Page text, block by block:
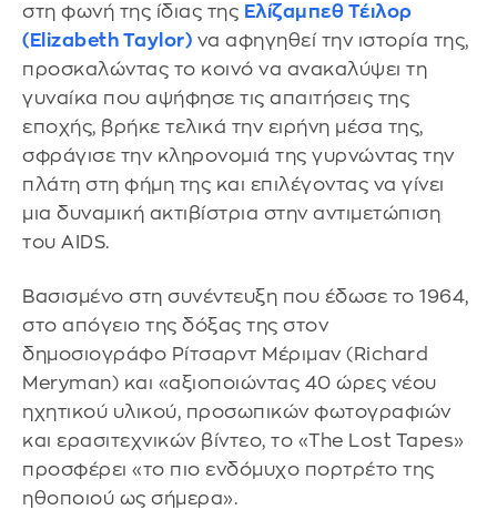
στη φωνή της ίδιας της Ελίζαμπεθ Τέιλορ
(Elizabeth Taylor) να αφηγηθεί την ιστορία της,
προσκαλώντας το κοινό να ανακαλύψει τη
γυναίκα που αψήφησε τις απαιτήσεις της
εποχής, βρήκε τελικά την ειρήνη μέσα της,
σφράγισε την κληρονομιά της γυρνώντας την
πλάτη στη φήμη της και επιλέγοντας να γίνει
μια δυναμική ακτιβίστρια στην αντιμετώπιση
του AIDS.
Βασισμένο στη συνέντευξη που έδωσε το 1964,
στο απόγειο της δόξας της στον
δημοσιογράφο Ρίτσαρντ Μέριμαν (Richard
Meryman) και «αξιοποιώντας 40 ώρες νέου
ηχητικού υλικού, προσωπικών φωτογραφιών
και ερασιτεχνικών βίντεο, το «The Lost Tapes»
προσφέρει «το πιο ενδόμυχο πορτρέτο της
ηθοποιού ως σήμερα».